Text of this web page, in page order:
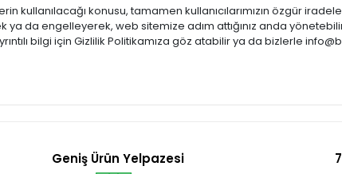
konusu, tamamen kullanıcılarımızın özgür
ya da engelleyerek, web sitemize adım attığınız anda
bilgi için Gizlilik Politikamıza göz atabilir ya da bizlerle
Geniş Ürün Yelpazesi